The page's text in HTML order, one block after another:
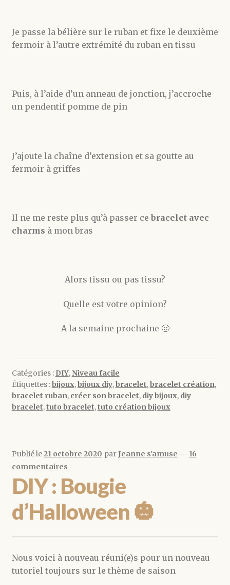
Je passe la bélière sur le ruban et fixe le deuxième
fermoir à l’autre extrémité du ruban en tissu
Puis, à l’aide d’un anneau de jonction, j’accroche
un pendentif pomme de pin
J’ajoute la chaîne d’extension et sa goutte au
fermoir à griffes
Il ne me reste plus qu’à passer ce bracelet avec
charms à mon bras
Alors tissu ou pas tissu?
Quelle est votre opinion?
A la semaine prochaine 🙂
Catégories : DIY,Niveau facile
Étiquettes :bijoux,bijoux diy,bracelet,bracelet création,
bracelet ruban, créer son bracelet, diy bijoux, diy
bracelet,tuto bracelet,tuto création bijoux
Publié le21 octobre 2020 parJeanne s'amuse — 16
commentaires
DIY : Bougie
d’Halloween 🎃
Nous voici à nouveau réuni(e)s pour un nouveau
tutoriel toujours sur le thème de saison